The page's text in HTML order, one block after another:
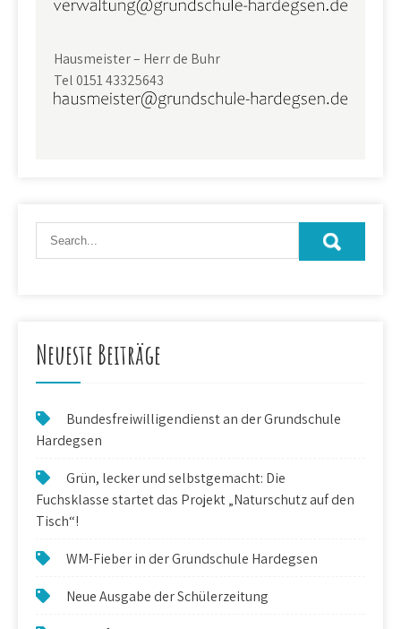
Hausmeister – Herr de Buhr
Tel 0151 43325643
Neueste Beiträge
Bundesfreiwilligendienst an der Grundschule
Hardegsen
Grün, lecker und selbstgemacht: Die
Fuchsklasse startet das Projekt „Naturschutz auf den
Tisch“!
WM-Fieber in der Grundschule Hardegsen
Neue Ausgabe der Schülerzeitung